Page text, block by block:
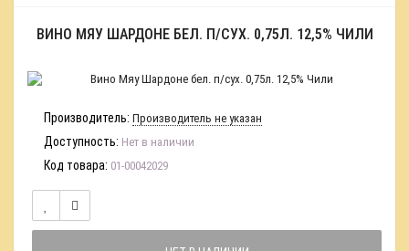
ВИНО МЯУ ШАРДОНЕ БЕЛ. П/СУХ. 0,75Л. 12,5% ЧИЛИ
Производитель: Производитель не указан
Доступность: Нет в наличии
Код товара: 01-00042029